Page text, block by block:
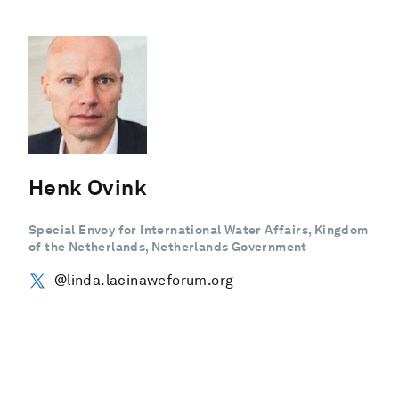
Henk Ovink
Special Envoy for International Water Affairs, Kingdom
of the Netherlands, Netherlands Government
@linda.lacinaweforum.org